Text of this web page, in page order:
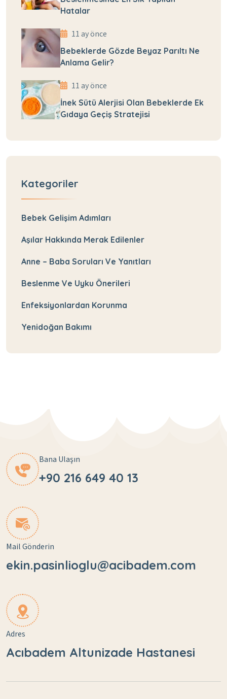
Hatalar
11 ay önce
Bebeklerde Gözde Beyaz Parıltı Ne
Anlama Gelir?
11 ay önce
İnek Sütü Alerjisi Olan Bebeklerde Ek
Gıdaya Geçiş Stratejisi
Kategoriler
Bebek Gelişim Adımları
Aşılar Hakkında Merak Edilenler
Anne – Baba Soruları Ve Yanıtları
Beslenme Ve Uyku Önerileri
Enfeksiyonlardan Korunma
Yenidoğan Bakımı
Bana Ulaşın
+90 216 649 40 13
Mail Gönderin
ekin.pasinlioglu@acibadem.com
Adres
Acıbadem Altunizade Hastanesi